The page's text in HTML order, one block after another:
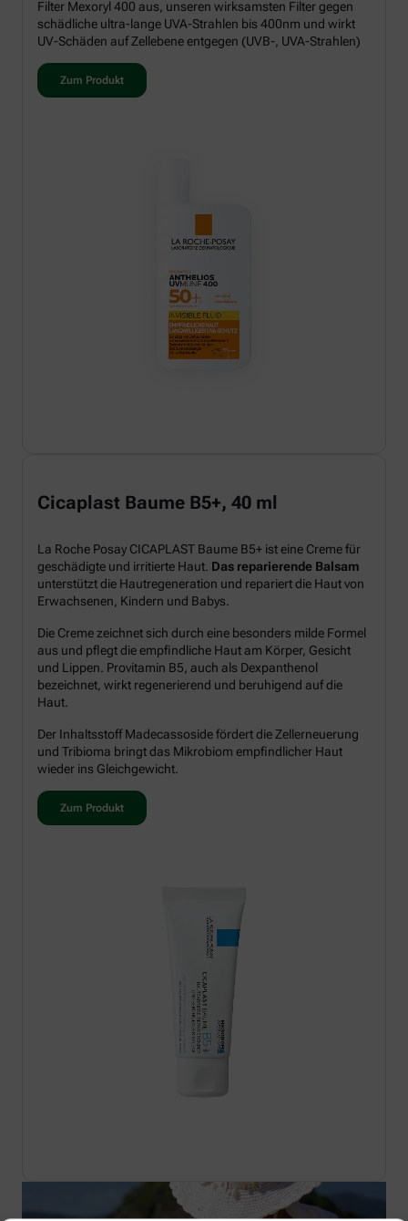
Filter Mexoryl 400 aus, unseren wirksamsten Filter gegen
schädliche ultra-lange UVA-Strahlen bis 400nm und wirkt
UV-Schäden auf Zellebene entgegen (UVB-, UVA-Strahlen)
Zum Produkt
Cicaplast Baume B5+, 40 ml
La Roche Posay CICAPLAST Baume B5+ ist eine Creme für
geschädigte und irritierte Haut. Das reparierende Balsam
unterstützt die Hautregeneration und repariert die Haut von
Erwachsenen, Kindern und Babys.
Die Creme zeichnet sich durch eine besonders milde Formel
aus und pflegt die empfindliche Haut am Körper, Gesicht
und Lippen. Provitamin B5, auch als Dexpanthenol
bezeichnet, wirkt regenerierend und beruhigend auf die
Haut.
Der Inhaltsstoff Madecassoside fördert die Zellerneuerung
und Tribioma bringt das Mikrobiom empfindlicher Haut
wieder ins Gleichgewicht.
Zum Produkt